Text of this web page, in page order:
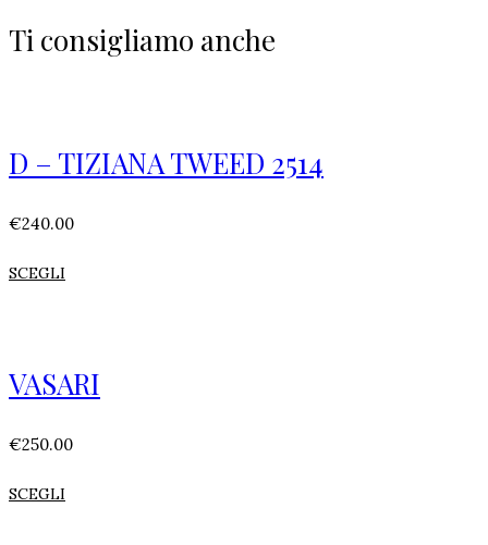
Ti consigliamo anche
D – TIZIANA TWEED 2514
€240.00
SCEGLI
VASARI
€250.00
SCEGLI